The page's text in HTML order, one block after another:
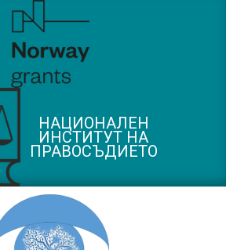
НАЦИОНАЛЕН
ИНСТИТУТ НА
ПРАВОСЪДИЕТО